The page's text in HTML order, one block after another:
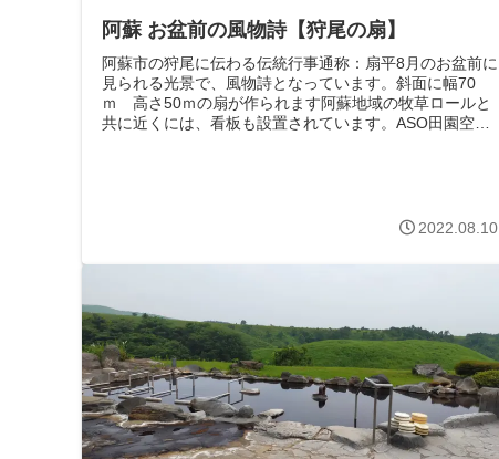
阿蘇 お盆前の風物詩【狩尾の扇】
阿蘇市の狩尾に伝わる伝統行事通称：扇平8月のお盆前に
見られる光景で、風物詩となっています。斜面に幅70
ｍ 高さ50ｍの扇が作られます阿蘇地域の牧草ロールと
共に近くには、看板も設置されています。ASO田園空間
2022.08.10